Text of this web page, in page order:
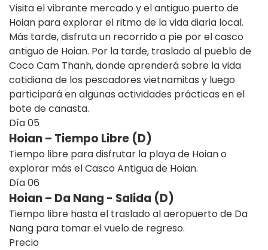
Visita el vibrante mercado y el antiguo puerto de
Hoian para explorar el ritmo de la vida diaria local.
Más tarde, disfruta un recorrido a pie por el casco
antiguo de Hoian. Por la tarde, traslado al pueblo de
Coco Cam Thanh, donde aprenderá sobre la vida
cotidiana de los pescadores vietnamitas y luego
participará en algunas actividades prácticas en el
bote de canasta.
Día05
Hoian – Tiempo Libre (D)
Tiempo libre para disfrutar la playa de Hoian o
explorar más el Casco Antigua de Hoian.
Día06
Hoian – Da Nang - Salida (D)
Tiempo libre hasta el traslado al aeropuerto de Da
Nang para tomar el vuelo de regreso.
Precio